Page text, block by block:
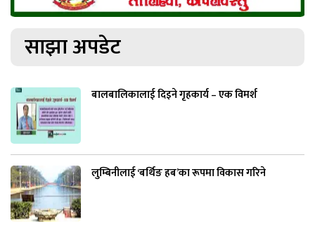
साझा अपडेट
बालबालिकालाई दिइने गृहकार्य – एक विमर्श
लुम्बिनीलाई ‘बर्थिङ हब’का रूपमा विकास गरिने